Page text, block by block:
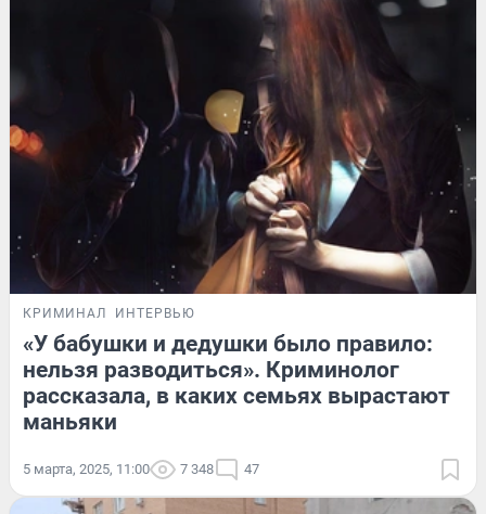
КРИМИНАЛ ИНТЕРВЬЮ
«У бабушки и дедушки было правило:
нельзя разводиться». Криминолог
рассказала, в каких семьях вырастают
маньяки
5 марта, 2025, 11:00 7 348 47